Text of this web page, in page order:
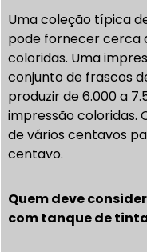
Uma coleção típica
pode fornecer cerca
coloridas. Uma
conjunto de frascos
produzir de 6.000 a
impressão coloridas.
de vários centavos
centavo.
Quem deve
com tanque de